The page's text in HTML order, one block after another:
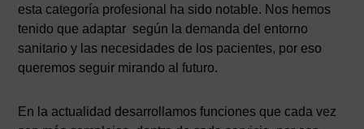
esta categoría profesional ha sido notable. Nos hemos
tenido que adaptar según la demanda del entorno
sanitario y las necesidades de los pacientes, por eso
queremos seguir mirando al futuro.
En la actualidad desarrollamos funciones que cada vez